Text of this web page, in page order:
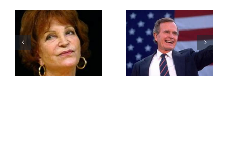
Novembre
2018.
Octobre
2018.